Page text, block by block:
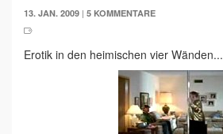
13. JAN. 2009 | 5 KOMMENTARE
Erotik in den heimischen vier Wänden...